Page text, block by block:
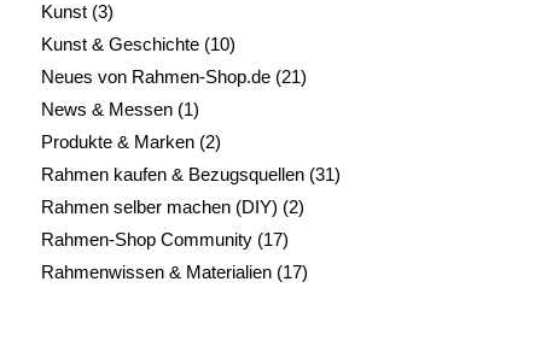
Kunst(3)
Kunst & Geschichte(10)
Neues von Rahmen-Shop.de(21)
News & Messen(1)
Produkte & Marken(2)
Rahmen kaufen & Bezugsquellen(31)
Rahmen selber machen (DIY) (2)
Rahmen-Shop Community(17)
Rahmenwissen & Materialien(17)